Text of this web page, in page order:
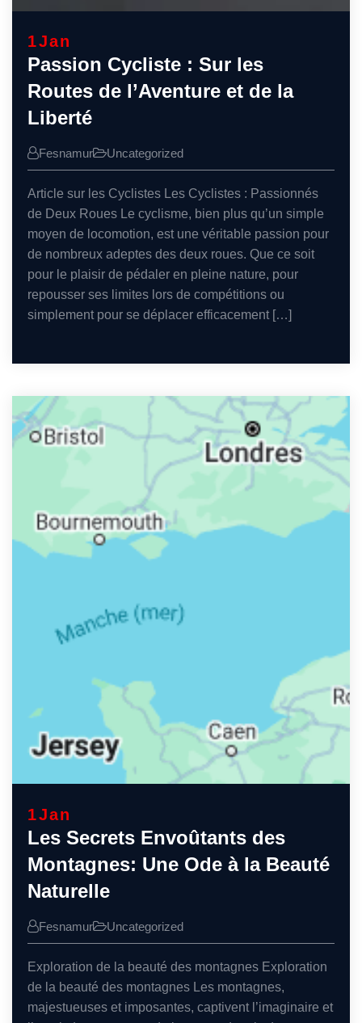
1Jan
Passion Cycliste : Sur les
Routes de l’Aventure et de la
Liberté
Fesnamur Uncategorized
Article sur les Cyclistes Les Cyclistes : Passionnés
de Deux Roues Le cyclisme, bien plus qu’un simple
moyen de locomotion, est une véritable passion pour
de nombreux adeptes des deux roues. Que ce soit
pour le plaisir de pédaler en pleine nature, pour
repousser ses limites lors de compétitions ou
simplement pour se déplacer efficacement […]
1Jan
Les Secrets Envoûtants des
Montagnes: Une Ode à la Beauté
Naturelle
Fesnamur Uncategorized
Exploration de la beauté des montagnes Exploration
de la beauté des montagnes Les montagnes,
majestueuses et imposantes, captivent l’imaginaire et